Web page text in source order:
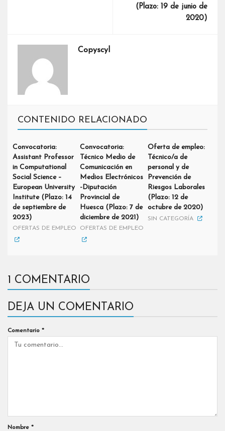
(Plazo: 19 de junio de
2020)
Copyscyl
CONTENIDO RELACIONADO
Convocatoria:
Assistant Professor
in Computational
Social Science –
European University
Institute (Plazo: 14
de septiembre de
2023)
OFERTAS DE EMPLEO
Convocatoria:
Técnico Medio de
Comunicación en
Medios Electrónicos
-Diputación
Provincial de
Huesca (Plazo: 7 de
diciembre de 2021)
OFERTAS DE EMPLEO
Oferta de empleo:
Técnico/a de
personal y de
Prevención de
Riesgos Laborales
(Plazo: 12 de
octubre de 2020)
SIN CATEGORÍA
1 COMENTARIO
DEJA UN COMENTARIO
Comentario *
Nombre *